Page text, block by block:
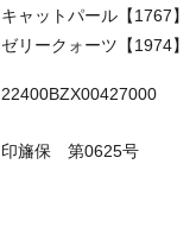
キャットパール【1767】
ゼリークォーツ【1974】
22400BZX00427000
印旛保 第0625号